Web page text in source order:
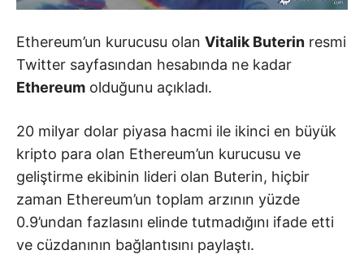
Ethereum’un kurucusu olan Vitalik Buterin resmi
Twitter sayfasından hesabında ne kadar
Ethereum olduğunu açıkladı.
20 milyar dolar piyasa hacmi ile ikinci en büyük
kripto para olan Ethereum’un kurucusu ve
geliştirme ekibinin lideri olan Buterin, hiçbir
zaman Ethereum’un toplam arzının yüzde
0.9’undan fazlasını elinde tutmadığını ifade etti
ve cüzdanının bağlantısını paylaştı.